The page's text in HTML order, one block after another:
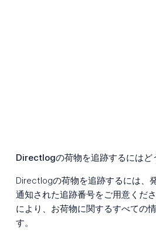
Directlogの荷物を追跡するにはど
Directlogの荷物を追跡するには、
通知された追跡番号をご用意くだ
により、お荷物に関するすべての
す。